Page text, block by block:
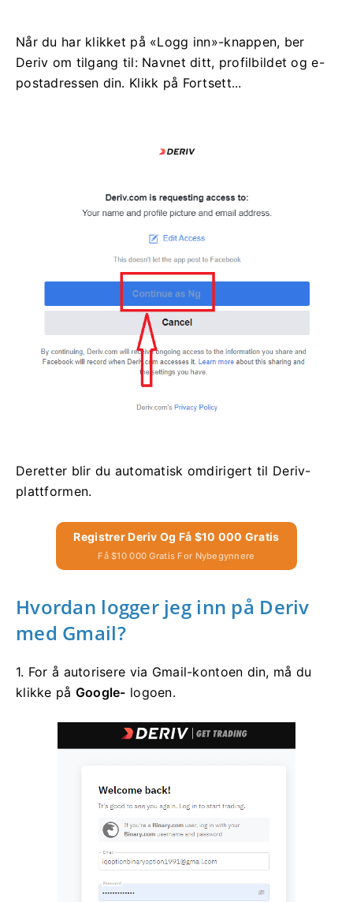
Når du har klikket på «Logg inn»-knappen, ber
Deriv om tilgang til: Navnet ditt, profilbildet og e-
postadressen din. Klikk på Fortsett...
Deretter blir du automatisk omdirigert til Deriv-
plattformen.
Registrer Deriv Og Få $10 000 Gratis
Få $10 000 Gratis For Nybegynnere
Hvordan logger jeg inn på Deriv
med Gmail?
1. For å autorisere via Gmail-kontoen din, må du
klikke på Google- logoen.